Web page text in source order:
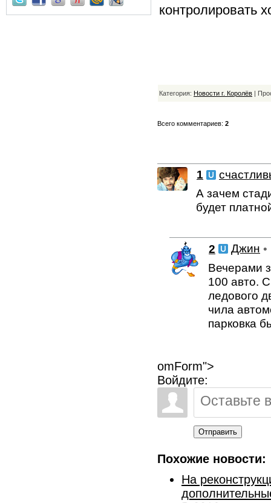
контролировать
Категория: Новости г. Королёв |
Всего комментариев: 2
1
А зачем
будет
2 Джин
Вечерами
100 авто.
ледового
чила
парковка
omForm">
Войдите:
Отправить
Похожие новости:
На